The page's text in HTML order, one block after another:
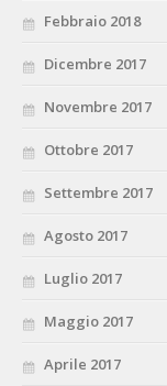
Febbraio 2018
Dicembre 2017
Novembre 2017
Ottobre 2017
Settembre 2017
Agosto 2017
Luglio 2017
Maggio 2017
Aprile 2017